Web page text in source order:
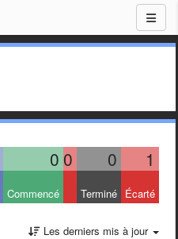
0 0 0 1
Commencé Terminé Écarté
Les derniers mis à jour